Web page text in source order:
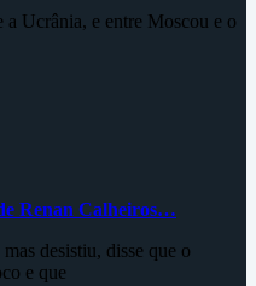
a Ucrânia, e entre Moscou e o
Renan Calheiros…
desistiu, disse que o
e que